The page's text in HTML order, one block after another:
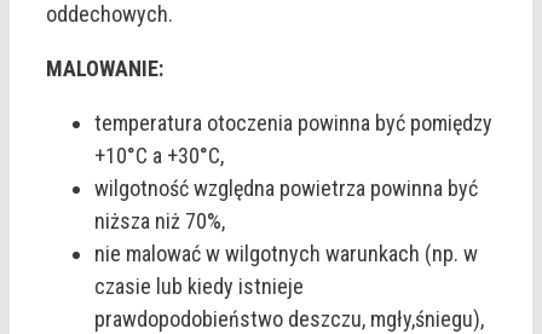
oddechowych.
MALOWANIE:
temperatura otoczenia powinna być pomiędzy
+10°C a +30°C,
wilgotność względna powietrza powinna być
niższa niż 70%,
nie malować w wilgotnych warunkach (np. w
czasie lub kiedy istnieje
prawdopodobieństwo deszczu, mgły,śniegu),